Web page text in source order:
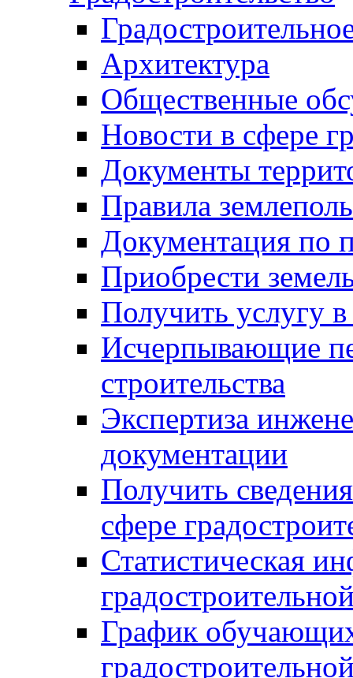
Архитектура
Общественные
Новости в сфере
Документы
Правила
Документация по
Приобрести
Получить услугу в
Исчерпывающие
строительства
Экспертиза
документации
Получить
сфере
Статистическая
График